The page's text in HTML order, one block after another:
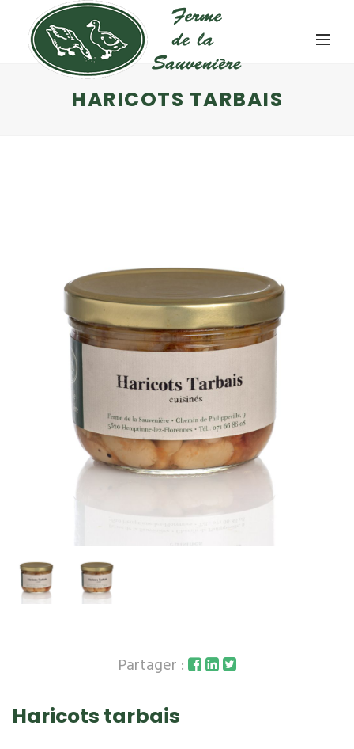
HARICOTS TARBAIS
Partager :
Haricots tarbais